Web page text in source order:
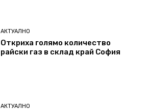
АКТУАЛНО
Откриха голямо количество
райски газ в склад край София
АКТУАЛНО